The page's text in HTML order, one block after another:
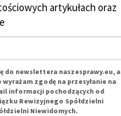
artykułach oraz
do newslettera naszesprawy.eu, a
zgodę na przesyłanie na
informacji pochodzących od
Rewizyjnego Spółdzielni
Niewidomych.